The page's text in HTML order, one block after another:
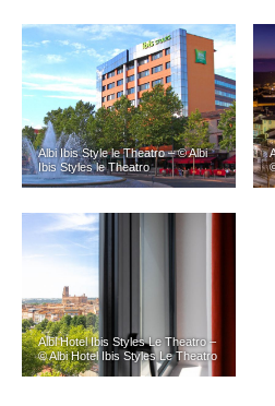
Albi Ibis Style le Theatro – © Albi
Ibis Styles le Theatro
Albi Hotel Ibis Styles Le Theatro –
© Albi Hotel Ibis Styles Le Theatro